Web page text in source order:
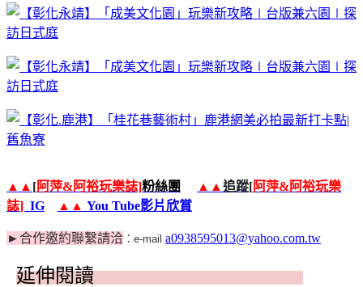
▲▲ [阿萍& 阿裕玩樂誌]粉絲團 ▲▲ 追蹤[阿萍& 阿裕玩樂
誌] IG ▲▲ You Tube影片欣賞
►合作邀約聯繫請洽 ：e-mail a0938595013@yahoo.com.tw
延伸閱讀